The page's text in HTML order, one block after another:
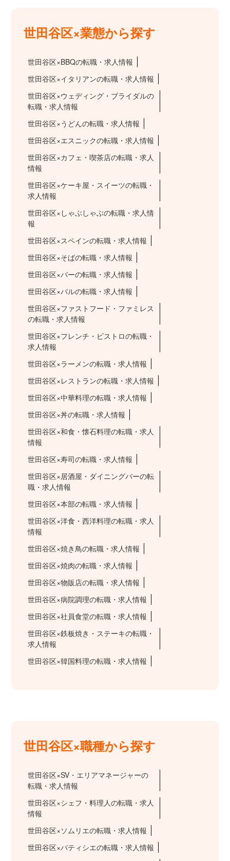
世田谷区×業態から探す
世田谷区×BBQの転職・求人情報
世田谷区×イタリアンの転職・求人情報
世田谷区×ウェディング・ブライダルの
転職・求人情報
世田谷区×うどんの転職・求人情報
世田谷区×エスニックの転職・求人情報
世田谷区×カフェ・喫茶店の転職・求人
情報
世田谷区×ケーキ屋・スイーツの転職・
求人情報
世田谷区×しゃぶしゃぶの転職・求人情
報
世田谷区×スペインの転職・求人情報
世田谷区×そばの転職・求人情報
世田谷区×バーの転職・求人情報
世田谷区×バルの転職・求人情報
世田谷区×ファストフード・ファミレス
の転職・求人情報
世田谷区×フレンチ・ビストロの転職・
求人情報
世田谷区×ラーメンの転職・求人情報
世田谷区×レストランの転職・求人情報
世田谷区×中華料理の転職・求人情報
世田谷区×丼の転職・求人情報
世田谷区×和食・懐石料理の転職・求人
情報
世田谷区×寿司の転職・求人情報
世田谷区×居酒屋・ダイニングバーの転
職・求人情報
世田谷区×本部の転職・求人情報
世田谷区×洋食・西洋料理の転職・求人
情報
世田谷区×焼き鳥の転職・求人情報
世田谷区×焼肉の転職・求人情報
世田谷区×物販店の転職・求人情報
世田谷区×病院調理の転職・求人情報
世田谷区×社員食堂の転職・求人情報
世田谷区×鉄板焼き・ステーキの転職・
求人情報
世田谷区×韓国料理の転職・求人情報
世田谷区×職種から探す
世田谷区×SV・エリアマネージャーの
転職・求人情報
世田谷区×シェフ・料理人の転職・求人
情報
世田谷区×ソムリエの転職・求人情報
世田谷区×パティシエの転職・求人情報